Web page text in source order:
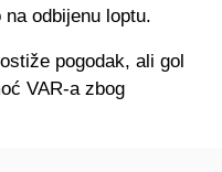
odbijenu loptu.
pogodak, ali gol
VAR-a zbog